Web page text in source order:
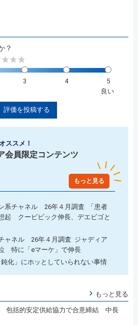
？
3 4
5
良い
評価を投稿する
ススメ！
会員限定コンテンツ
もっと見る
系チャネル 26年４月調査 「患者
起 クービビック伸長、デエビゴと
ャネル 26年４月調査 ジャディア
特に「eマーケ」で伸長
化」にホッとしていられない事情
もっと見る
包括的安定供給協力で合意締結 中長